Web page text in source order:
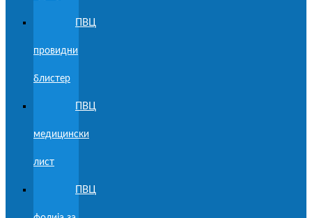
ПВЦ
провидни
блистер
ПВЦ
медицински
лист
ПВЦ